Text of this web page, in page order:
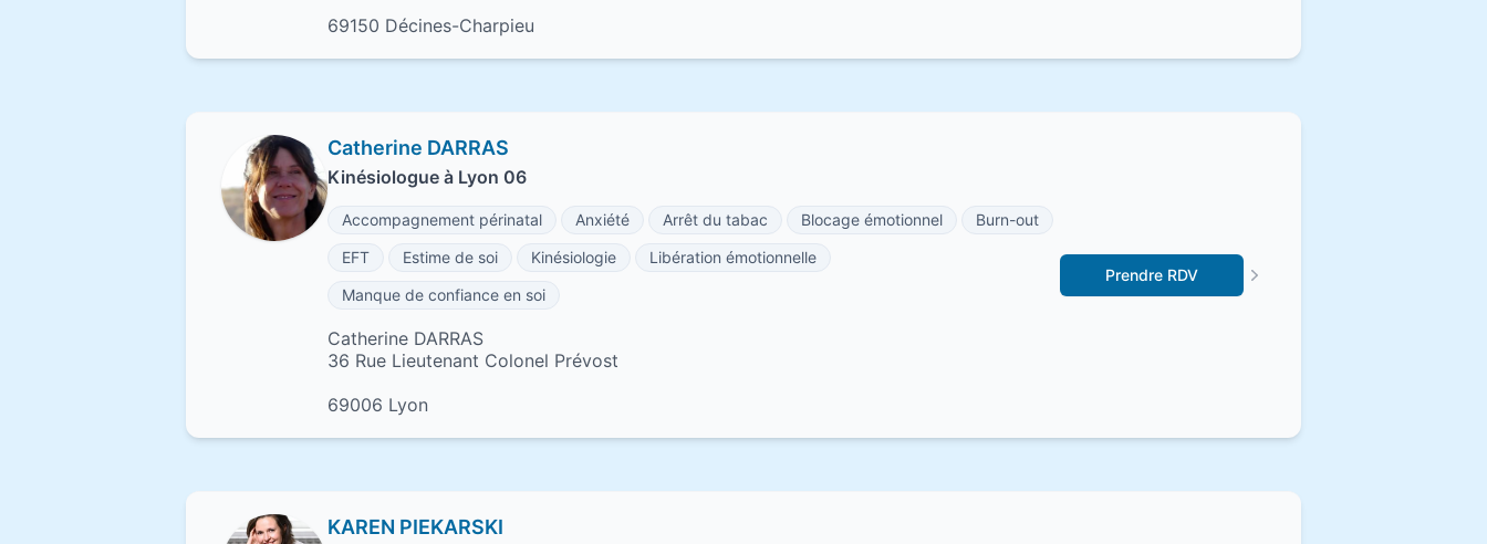
69150 Décines-Charpieu
Catherine DARRAS
Kinésiologue à Lyon 06
Accompagnement périnatal Anxiété Arrêt du tabac Blocage émotionnel
Burn-out
EFT
Estime de soi Kinésiologie
Libération émotionnelle
Manque de confiance en soi
Catherine DARRAS
36 Rue Lieutenant Colonel Prévost
69006 Lyon
Prendre RDV
KAREN PIEKARSKI